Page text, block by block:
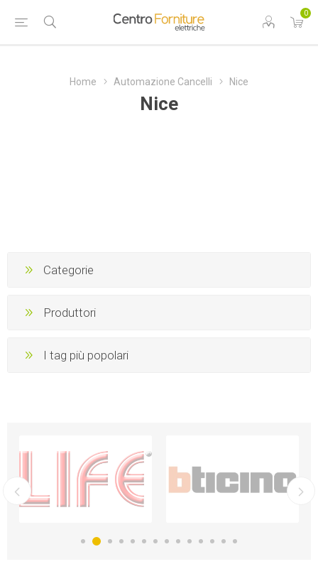
0
Home Automazione Cancelli Nice
Nice
Categorie
Produttori
I tag più popolari